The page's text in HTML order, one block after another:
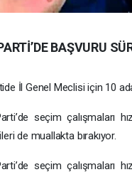
BAŞVURU
İl Genel Meclisi için 10
seçim çalışmaları
de muallakta bırakıyor.
seçim çalışmaları